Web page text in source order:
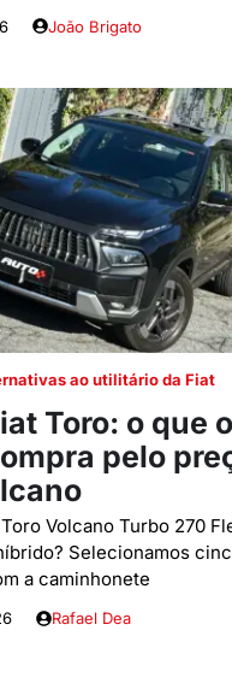
João Brigato
ao utilitário da Fiat
Toro: o que
pelo
Volcano Turbo 270
Selecionamos
a caminhonete
Rafael Dea